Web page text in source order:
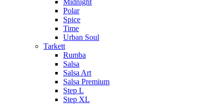
Midnight
Polar
Spice
Time
Urban Soul
Tarkett
Rumba
Salsa
Salsa Art
Salsa Premium
Step L
Step XL